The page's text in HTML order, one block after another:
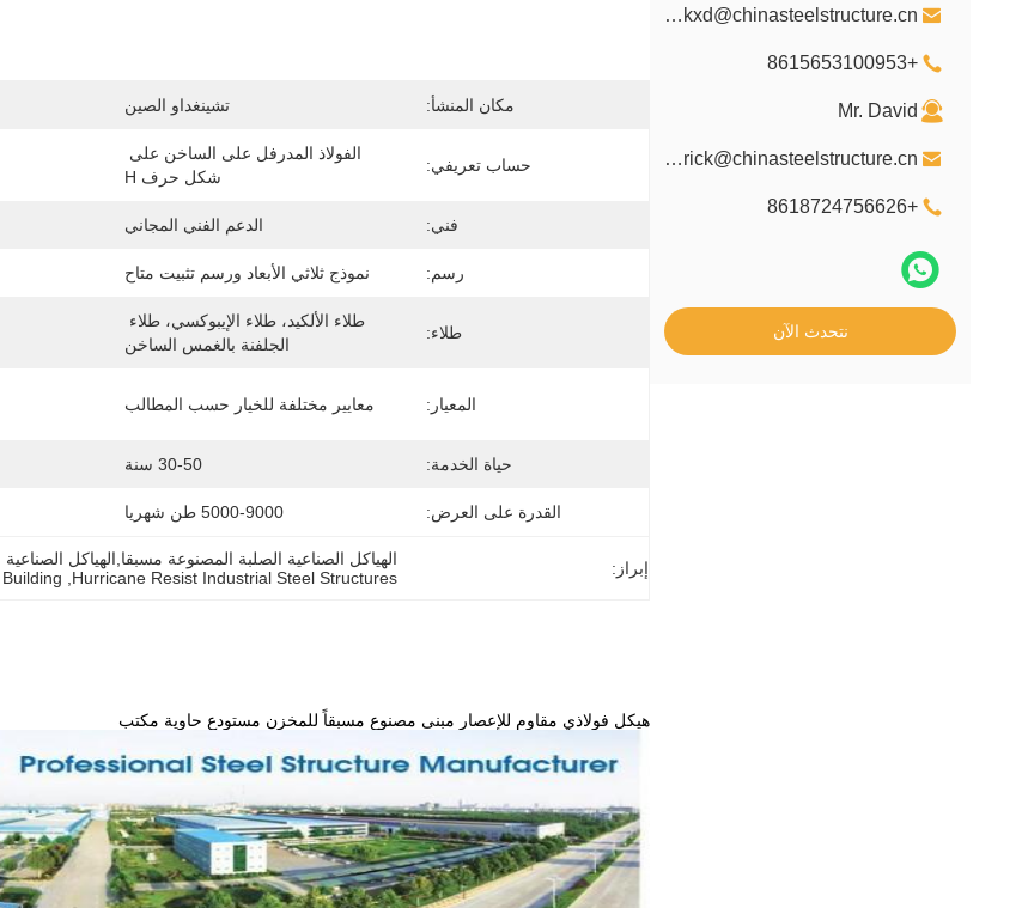
davidkxd@chinasteelstructure.cn
+8615653100953
Mr. David
kxdpatrick@chinasteelstructure.cn
+8618724756626
نتحدث الآن
مكان المنشأ: تشينغداو الصين
حساب تعريفي:
شكل حرف H
فني: الدعم الفني المجاني
رسم: نموذج ثلاثي الأبعاد ورسم تثبيت متاح
طلاء:
الجلفنة بالغمس الساخن
المعيار: معايير مختلفة للخيار حسب المطالب
حياة الخدمة: 30-50 سنة
القدرة على العرض: 5000-9000 طن شهريا
إبراز: الهياكل الصناعية الصلبة المصنوعة مسبقا,الهياكل
Hurricane Resist Industrial Steel Structures
هيكل فولاذي مقاوم للإعصار مبنى مصنوع مسبقاً للمخزن مستودع حاوية مكتب